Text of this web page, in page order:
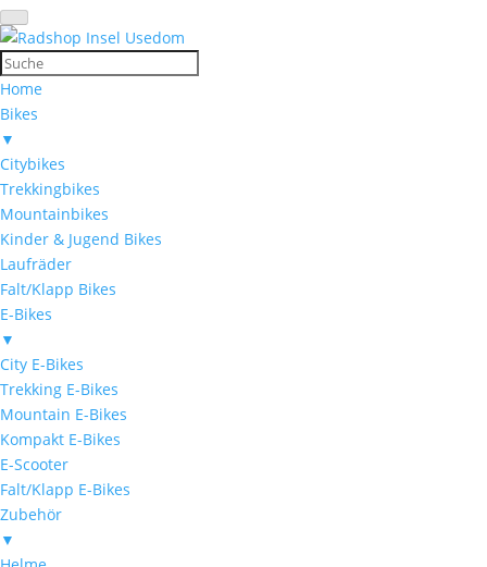
Home
Bikes
▼
Citybikes
Trekkingbikes
Mountainbikes
Kinder & Jugend Bikes
Laufräder
Falt/Klapp Bikes
E-Bikes
▼
City E-Bikes
Trekking E-Bikes
Mountain E-Bikes
Kompakt E-Bikes
E-Scooter
Falt/Klapp E-Bikes
Zubehör
▼